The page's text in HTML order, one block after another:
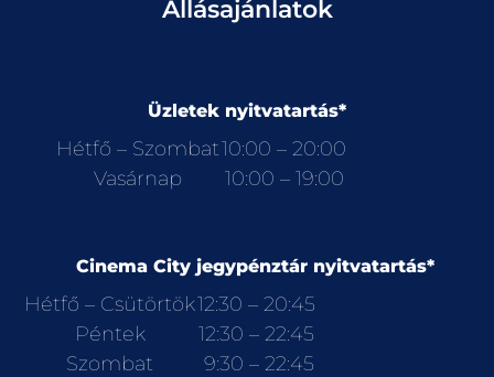
Állásajánlatok
Üzletek nyitvatartás*
Hétfő – Szombat10:00 – 20:00
Vasárnap
10:00 – 19:00
Cinema City jegypénztár nyitvatartás*
Hétfő – Csütörtök12:30 – 20:45
Péntek
12:30 – 22:45
Szombat
9:30 – 22:45